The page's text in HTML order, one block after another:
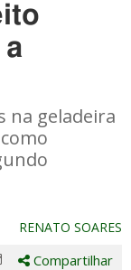
a
na geladeira
RENATO SOARES
Compartilhar